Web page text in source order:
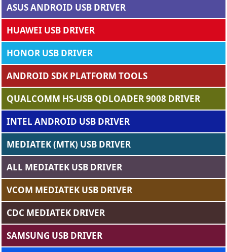
ASUS ANDROID USB DRIVER
HUAWEI USB DRIVER
HONOR USB DRIVER
ANDROID SDK PLATFORM TOOLS
QUALCOMM HS-USB QDLOADER 9008 DRIVER
INTEL ANDROID USB DRIVER
MEDIATEK (MTK) USB DRIVER
ALL MEDIATEK USB DRIVER
VCOM MEDIATEK USB DRIVER
CDC MEDIATEK DRIVER
SAMSUNG USB DRIVER